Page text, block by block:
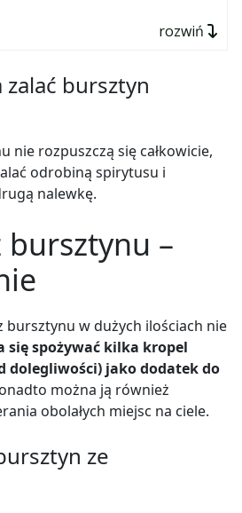
20–25 g drobnych kawałków
półlitrowej butelki, po czym
Odstawić w zacienione oraz
nalewka powinna być już
powinien zabarwić
kolor).
rozwiń
bursztyn
nie rozpuszczą się całkowicie,
odrobiną spirytusu i
nalewkę.
bursztynu –
bursztynu w dużych ilościach nie
się spożywać kilka kropel
dolegliwości) jako dodatek do
można ją również
obolałych miejsc na ciele.
ze